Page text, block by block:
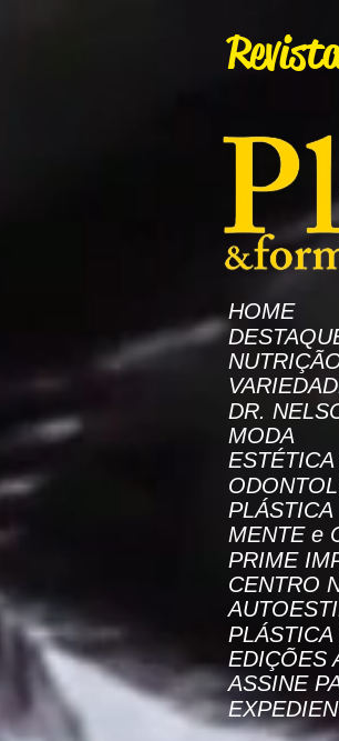
HOME
DR.
MODA
PLÁSTICA
MENTE e
PRIME
CENTRO
EDIÇÕES
ASSINE